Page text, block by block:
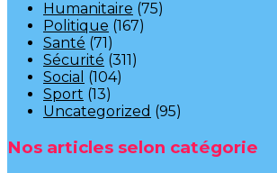
Humanitaire (75)
Politique (167)
Santé (71)
Sécurité (311)
Social (104)
Sport (13)
Uncategorized (95)
Nos articles selon catégorie